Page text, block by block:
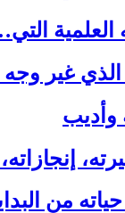
العلمية
غير وجه
وأديب
إنجازاته،
من